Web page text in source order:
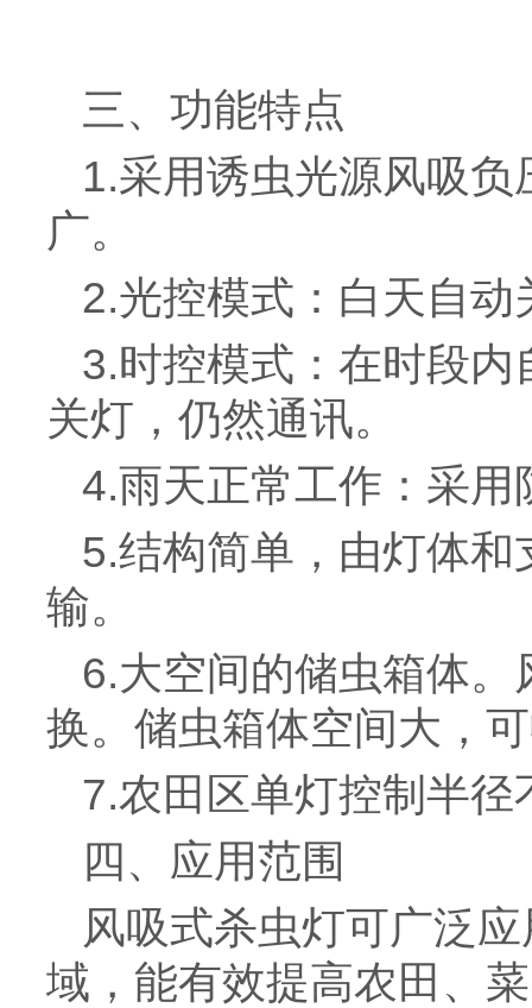
三、功能特点
1.采用诱虫光源风吸
广。
2.光控模式：白天自
3.时控模式：在时段
关灯，仍然通讯。
4.雨天正常工作：采
5.结构简单，由灯体
输。
6.大空间的储虫箱体
换。储虫箱体空间大，
7.农田区单灯控制半
四、应用范围
风吸式杀虫灯可广泛
域，能有效提高农田、